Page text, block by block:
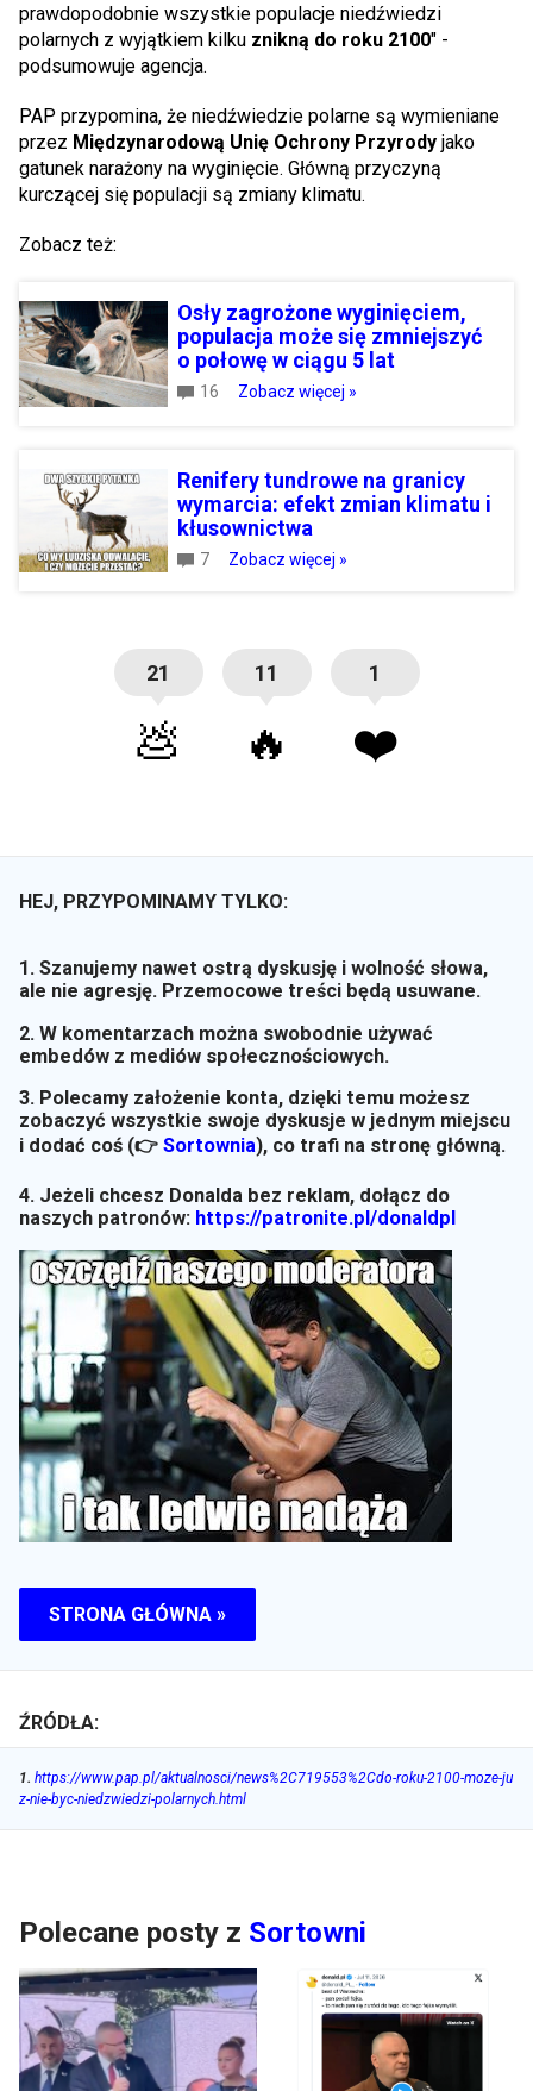
prawdopodobnie wszystkie populacje niedźwiedzi
polarnych z wyjątkiem kilku znikną do roku 2100" -
podsumowuje agencja.
PAP przypomina, że niedźwiedzie polarne są wymieniane
przez Międzynarodową Unię Ochrony Przyrody jako
gatunek narażony na wyginięcie. Główną przyczyną
kurczącej się populacji są zmiany klimatu.
Zobacz też:
Osły zagrożone wyginięciem,
populacja może się zmniejszyć
o połowę w ciągu 5 lat
16 Zobacz więcej »
Renifery tundrowe na granicy
wymarcia: efekt zmian klimatu i
kłusownictwa
7 Zobacz więcej »
21
💩
11
🔥
1
❤️
HEJ, PRZYPOMINAMY TYLKO:
1. Szanujemy nawet ostrą dyskusję i wolność słowa,
ale nie agresję. Przemocowe treści będą usuwane.
2. W komentarzach można swobodnie używać
embedów z mediów społecznościowych.
3. Polecamy założenie konta, dzięki temu możesz
zobaczyć wszystkie swoje dyskusje w jednym miejscu
i dodać coś (👉 Sortownia), co trafi na stronę główną.
4. Jeżeli chcesz Donalda bez reklam, dołącz do
naszych patronów: https://patronite.pl/donaldpl
STRONA GŁÓWNA »
ŹRÓDŁA:
1. https://www.pap.pl/aktualnosci/news%2C719553%2Cdo-roku-2100-moze-ju
z-nie-byc-niedzwiedzi-polarnych.html
Polecane posty z Sortowni